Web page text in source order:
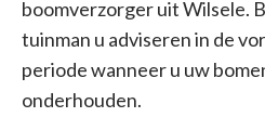
boomverzorger uit Wilsele.
tuinman u adviseren in de
periode wanneer u uw
onderhouden.